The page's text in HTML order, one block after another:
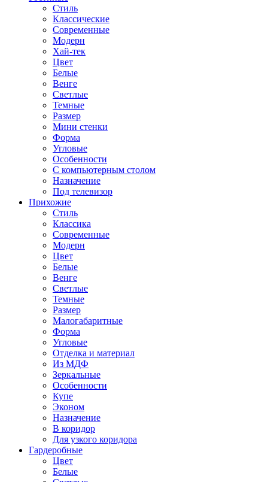
Стиль
Классические
Современные
Модерн
Хай-тек
Цвет
Белые
Венге
Светлые
Темные
Размер
Мини стенки
Форма
Угловые
Особенности
С компьютерным столом
Назначение
Под телевизор
Прихожие
Стиль
Классика
Современные
Модерн
Цвет
Белые
Венге
Светлые
Темные
Размер
Малогабаритные
Форма
Угловые
Отделка и материал
Из МДФ
Зеркальные
Особенности
Купе
Эконом
Назначение
В коридор
Для узкого коридора
Гардеробные
Цвет
Белые